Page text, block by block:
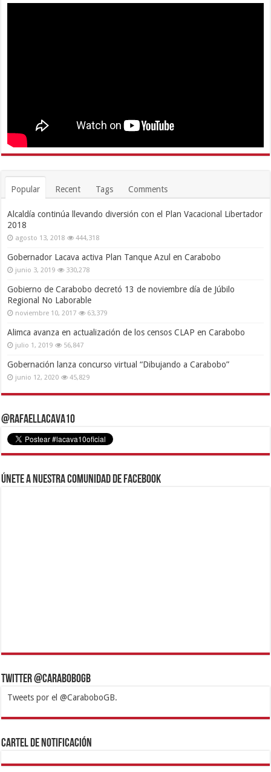
Popular Recent Tags Comments
Alcaldía continúa llevando diversión con el Plan Vacacional Libertador
2018
agosto 13, 2018 444,318
Gobernador Lacava activa Plan Tanque Azul en Carabobo
junio 3, 2019 330,278
Gobierno de Carabobo decretó 13 de noviembre día de Júbilo
Regional No Laborable
noviembre 10, 2017 63,379
Alimca avanza en actualización de los censos CLAP en Carabobo
julio 1, 2019 56,847
Gobernación lanza concurso virtual “Dibujando a Carabobo”
junio 12, 2020 45,829
@RafaelLacava10
Únete a nuestra comunidad de Facebook
Twitter @CaraboboGB
Tweets por el @CaraboboGB.
1xbetBetturkeyBetistKralbetSupertotobetTipobetMatadorbetMariobet
https://mvbcasino.com/
Cartel de Notificación